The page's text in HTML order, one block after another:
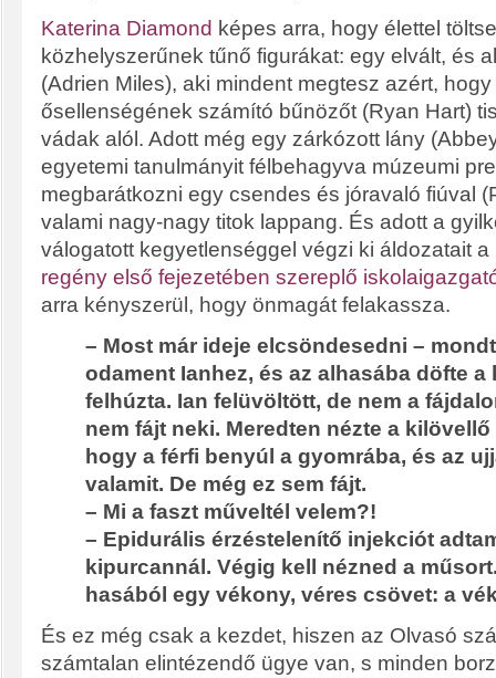
Katerina Diamond képes arra, hogy élettel
közhelyszerűnek tűnő figurákat: egy elvált, és
(Adrien Miles), aki mindent megtesz azért,
ősellenségének számító bűnözőt (Ryan Hart)
vádak alól. Adott még egy zárkózott lány
egyetemi tanulmányit félbehagyva múzeumi
megbarátkozni egy csendes és jóravaló fiúval
valami nagy-nagy titok lappang. És adott a
válogatott kegyetlenséggel végzi ki áldozatait
regény első fejezetében szereplő
arra kényszerül, hogy önmagát felakassza.
– Most már ideje elcsöndesedni –
odament Ianhez, és az alhasába döfte
felhúzta. Ian felüvöltött, de nem a
nem fájt neki. Meredten nézte a
hogy a férfi benyúl a gyomrába, és az
valamit. De még ez sem fájt.
– Mi a faszt műveltél velem?!
– Epidurális érzéstelenítő injekciót
kipurcannál. Végig kell nézned a
hasából egy vékony, véres csövet: a
És ez még csak a kezdet, hiszen az Olvasó
számtalan elintézendő ügye van, s minden